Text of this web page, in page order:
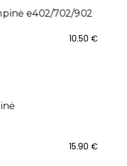
10.50 €
15.90 €